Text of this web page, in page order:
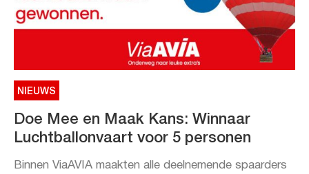
NIEUWS
Doe Mee en Maak Kans: Winnaar
Luchtballonvaart voor 5 personen
Binnen ViaAVIA maakten alle deelnemende spaarders